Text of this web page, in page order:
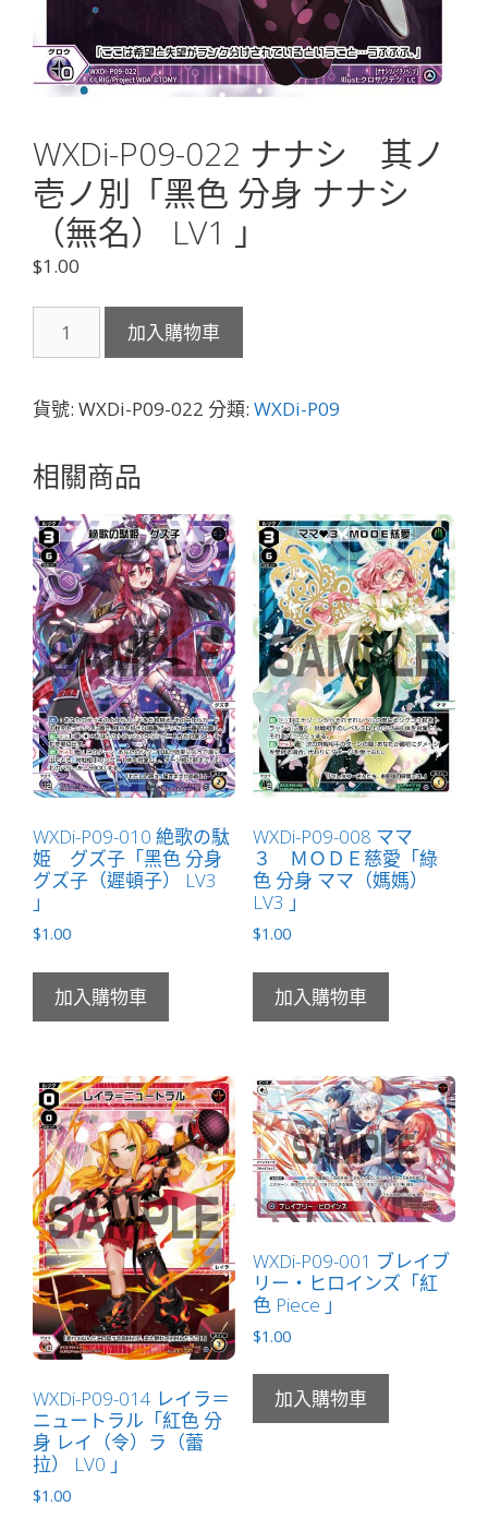
WXDi-P09-022 ナナシ 其ノ
壱ノ別「黑色 分身 ナナシ
（無名） LV1 」
$1.00
P09-
ナ
其
ノ
壱
ノ
別
「黑
色
分
身
ナ
ナ
シ
名）
LV1
」
數
量
加入購物車
貨號: WXDi-P09-022 分類: WXDi-P09
相關商品
WXDi-P09-010 絶歌の駄
姫 グズ子「黑色 分身
グズ子（遲頓子） LV3
」
$1.00
加入購物車
WXDi-P09-008 ママ
３ ＭＯＤＥ慈愛「綠
色 分身 ママ（媽媽）
LV3 」
$1.00
加入購物車
WXDi-P09-014 レイラ＝
ニュートラル「紅色 分
身 レイ（令）ラ（蕾
拉） LV0 」
$1.00
WXDi-P09-001 ブレイブ
リー・ヒロインズ「紅
色 Piece 」
$1.00
加入購物車